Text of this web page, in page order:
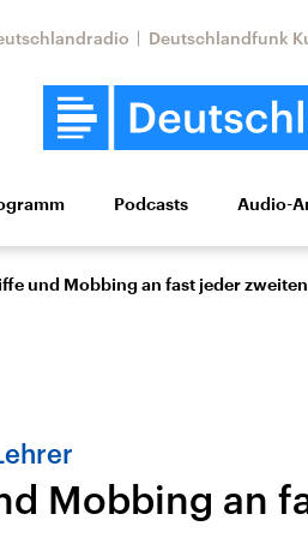
Deutschlandfunk
Wissen Kultur
Nahostkonflikt
Aktuelle Lage und
Podcasts Audio-
und Mobbing an fast jeder
Mobbing an